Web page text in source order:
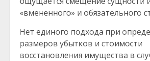
«вмененного» и обязательного
Нет единого подхода при
размеров убытков и стоимости
восстановления имущества в